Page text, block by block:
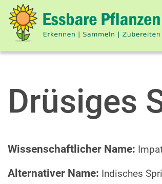
Drüsiges
Wissenschaftlicher Name:
Alternativer Name: Indisches